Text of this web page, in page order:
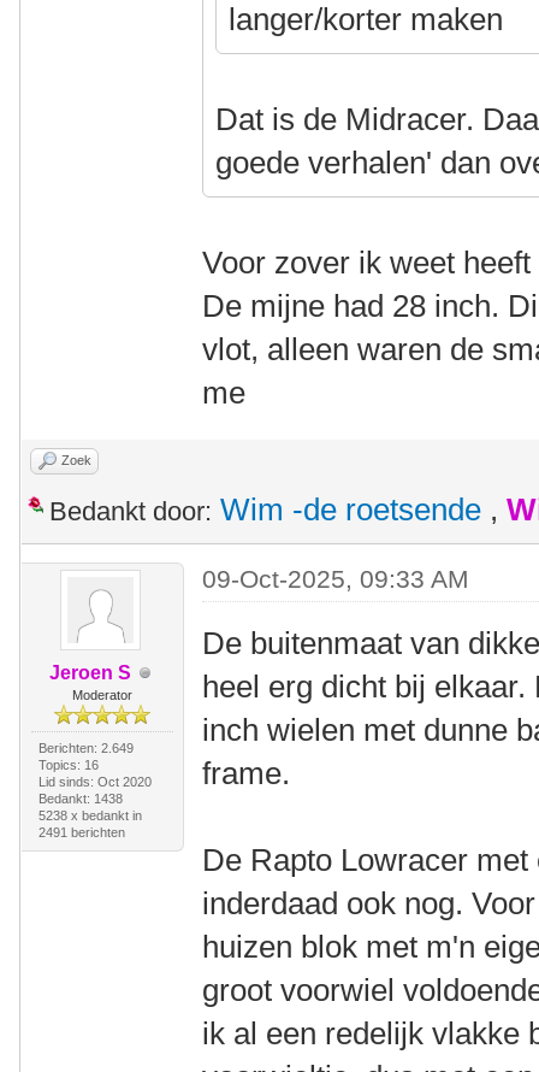
langer/korter maken
Dat is de Midracer.
goede verhalen' dan
Voor zover ik weet
De mijne had 28 inch.
vlot, alleen waren de
me
Zoek
Bedankt door: Wim -de roetsende ,
Jeroen S
Moderator
Berichten: 2.649
Topics: 16
Lid sinds: Oct 2020
Bedankt: 1438
5238 x bedankt in
2491 berichten
09-Oct-2025, 09:33 AM
De buitenmaat van
heel erg dicht bij
inch wielen met dunne
frame.
De Rapto Lowracer
inderdaad ook nog.
huizen blok met m'n
groot voorwiel
ik al een redelijk vlakke